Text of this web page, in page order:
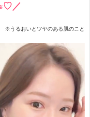
♡／
※うるおいとツヤのある肌のこと